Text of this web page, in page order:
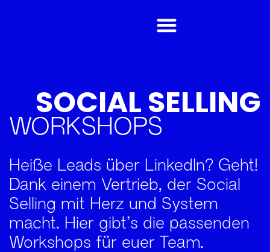
SOCIAL SELLING
WORKSHOPS
Heiße Leads über LinkedIn? Geht!
Dank einem Vertrieb, der Social
Selling mit Herz und System
macht. Hier gibt’s die passenden
Workshops für euer Team.